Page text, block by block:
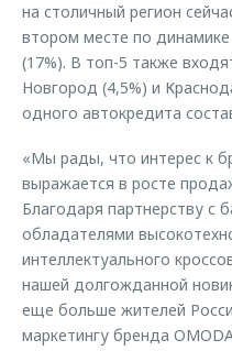
на столичный регион
втором месте по
(17%). В топ-5 также
Новгород (4,5%) и
одного автокредита
«Мы рады, что интерес к
выражается в росте
Благодаря партнерству с
обладателями
интеллектуального
нашей долгожданной
еще больше жителей
маркетингу бренда